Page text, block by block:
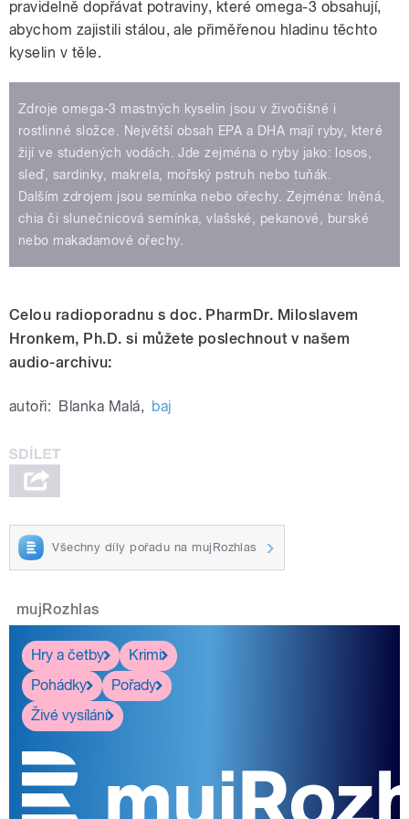
pravidelně dopřávat potraviny, které omega-3 obsahují,
abychom zajistili stálou, ale přiměřenou hladinu těchto
kyselin v těle.
Zdroje omega-3 mastných kyselin jsou v živočišné i
rostlinné složce. Největší obsah EPA a DHA mají ryby, které
žijí ve studených vodách. Jde zejména o ryby jako: losos,
sleď, sardinky, makrela, mořský pstruh nebo tuňák.
Dalším zdrojem jsou semínka nebo ořechy. Zejména: lněná,
chia či slunečnicová semínka, vlašské, pekanové, burské
nebo makadamové ořechy.
Celou radioporadnu s doc. PharmDr. Miloslavem
Hronkem, Ph.D. si můžete poslechnout v našem
audio-archivu:
autoři: Blanka Malá, baj
Všechny díly pořadu na mujRozhlas
mujRozhlas
Hry a četby
Krimi
Pohádky
Pořady
Živé vysílání